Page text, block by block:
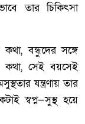
তার চিকিৎসা
বন্ধুদের সঙ্গে
কথা, সেই বয়সেই
যন্ত্রণায় তার
স্বপ্ন—সুস্থ হয়ে